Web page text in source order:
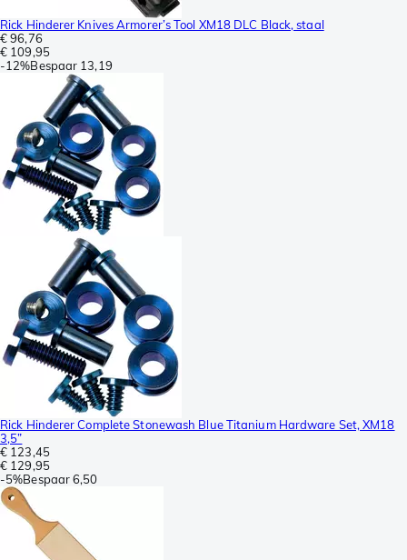
Rick Hinderer Knives Armorer’s Tool XM18 DLC Black, staal
€ 96,76
€ 109,95
-12%Bespaar 13,19
Rick Hinderer Complete Stonewash Blue Titanium Hardware Set, XM18
3,5”
€ 123,45
€ 129,95
-5%Bespaar6,50